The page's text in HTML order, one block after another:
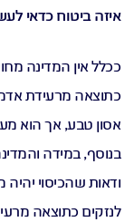
איזה ביטוח כדאי
ככלל אין המדינה
כתוצאה מרעידת
אסון טבע, אך הוא
בנוסף, במידה
ודאות שהכיסוי
לנזקים כתוצאה